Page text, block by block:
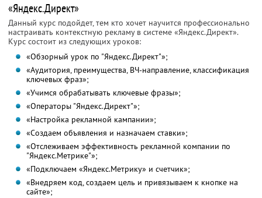
«Яндекс.Директ»
Данный курс подойдет, тем кто хочет научится профессионально
настраивать контекстную рекламу в системе «Яндекс.Директ».
Курс состоит из следующих уроков:
«Обзорный урок по "Яндекс.Директ"»;
«Аудитория, преимущества, ВЧ-направление, классификация
ключевых фраз»;
«Учимся обрабатывать ключевые фразы»;
«Операторы "Яндекс.Директ"»;
«Настройка рекламной кампании»;
«Создаем объявления и назначаем ставки»;
«Отслеживаем эффективность рекламной компании по
"Яндекс.Метрике"»;
«Подключаем «Яндекс.Метрику» и счетчик»;
«Внедряем код, создаем цель и привязываем к кнопке на
сайте»;